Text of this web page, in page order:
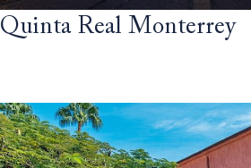
Quinta Real Monterrey